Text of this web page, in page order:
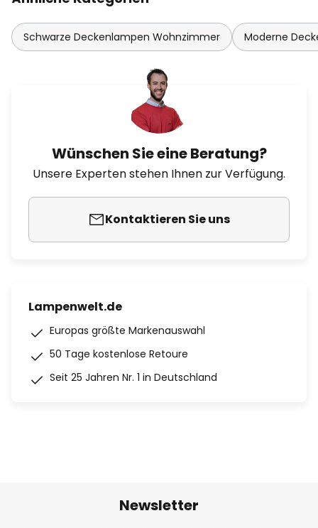
Schwarze Deckenlampen Wohnzimmer Moderne
Wünschen Sie eine Beratung?
Unsere Experten stehen Ihnen zur Verfügung.
Kontaktieren Sie uns
Lampenwelt.de
Europas größte Markenauswahl
50 Tage kostenlose Retoure
Seit 25 Jahren Nr. 1 in Deutschland
Newsletter